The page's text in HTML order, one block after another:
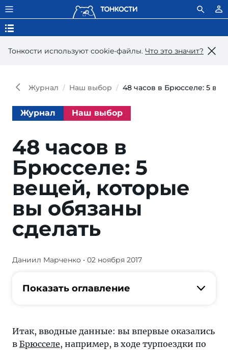
Тонкости используют сookie-файлы. Что это значит?
Журнал Наш выбор 48 часов в Брюсселе: 5
Журнал Наш выбор
48 часов в
Брюсселе: 5
вещей, которые
вы обязаны
сделать
Журнал/48
которые
Даниил Марченко • 02 ноября 2017
Показать оглавление
Итак, вводные данные: вы впервые оказались
в Брюсселе, например, в ходе турпоездки по